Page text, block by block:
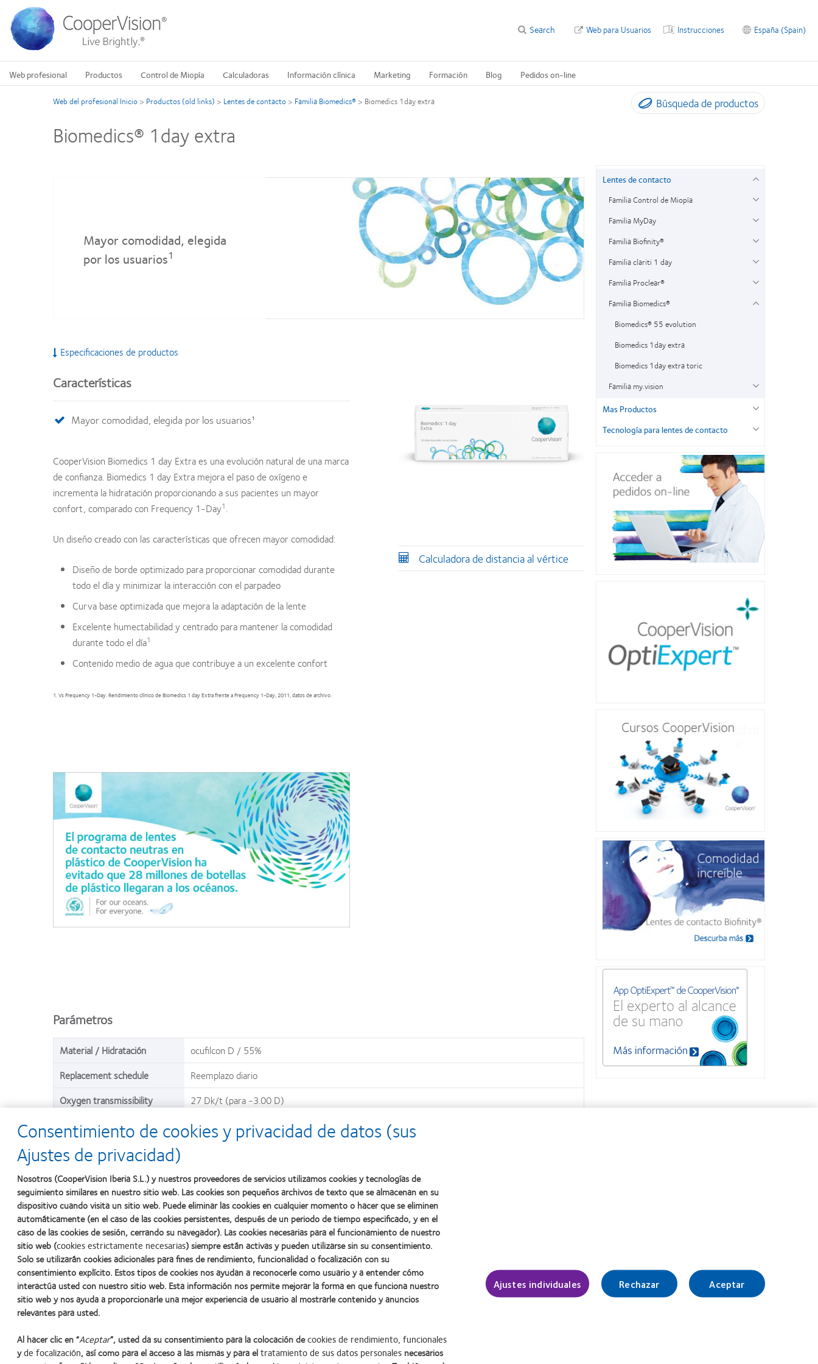
contenido
principal
España (Spain)
Instrucciones
Web para Usuarios
Search
Web profesional Productos Control de Miopía Calculadoras Información clínica Marketing Formación Blog Pedidos on-line
Búsqueda de productos
Web del profesional Inicio > Productos (old links) > Lentes de contacto > Familia Biomedics® > Biomedics 1day extra
Biomedics® 1day extra
Mayor comodidad, elegida
por los usuarios1
Calculadora de distancia al vértice
Especificaciones de productos
Características
Mayor comodidad, elegida por los usuarios¹
CooperVision Biomedics 1 day Extra es una evolución natural de una marca
de confianza. Biomedics 1 day Extra mejora el paso de oxígeno e
incrementa la hidratación proporcionando a sus pacientes un mayor
confort, comparado con Frequency 1-Day1.
Un diseño creado con las características que ofrecen mayor comodidad:
Diseño de borde optimizado para proporcionar comodidad durante
todo el día y minimizar la interacción con el parpadeo
Curva base optimizada que mejora la adaptación de la lente
Excelente humectabilidad y centrado para mantener la comodidad
durante todo el día1
Contenido medio de agua que contribuye a un excelente confort
1. Vs Frequency 1-Day. Rendimiento clínico de Biomedics 1 day Extra frente a Frequency 1-Day, 2011, datos de archivo.
Parámetros
Material / Hidratación
ocufilcon D / 55%
Replacement schedule
Reemplazo diario
Oxygen transmissibility
27 Dk/t (para -3.00 D)
Revenue carton size
30 y 90
Design
Radio
8.6 (neg), 8.8 (pos)
Diámetro
14.2
Potencia esférica
+6.00D a -10.00D
(pasos de 0.50D a partir de +5.00D y -6.00D)
Uso
Diario
Lentes de contacto
Familia Control de Miopía
Familia MyDay
Familia Biofinity®
Familia clariti 1 day
Familia Proclear®
Familia Biomedics®
Biomedics® 55 evolution
Biomedics 1day extra
Biomedics 1day extra toric
Familia my.vision
Mas Productos
Tecnología para lentes de contacto
Consentimiento de cookies y privacidad de datos (sus
Ajustes de privacidad)
Nosotros (CooperVision Iberia S.L.) y nuestros proveedores de servicios utilizamos cookies y tecnologías de
seguimiento similares en nuestro sitio web. Las cookies son pequeños archivos de texto que se almacenan en su
dispositivo cuando visita un sitio web. Puede eliminar las cookies en cualquier momento o hacer que se eliminen
automáticamente (en el caso de las cookies persistentes, después de un periodo de tiempo especificado, y en el
caso de las cookies de sesión, cerrando su navegador). Las cookies necesarias para el funcionamiento de nuestro
sitio web (cookies estrictamente necesarias) siempre están activas y pueden utilizarse sin su consentimiento.
Solo se utilizarán cookies adicionales para fines de rendimiento, funcionalidad o focalización con su
consentimiento explícito. Estos tipos de cookies nos ayudan a reconocerle como usuario y a entender cómo
interactúa usted con nuestro sitio web. Esta información nos permite mejorar la forma en que funciona nuestro
sitio web y nos ayuda a proporcionarle una mejor experiencia de usuario al mostrarle contenido y anuncios
relevantes para usted.
Al hacer clic en “Aceptar”, usted da su consentimiento para la colocación decookies de rendimiento, funcionales
yde focalización, así como para el acceso a las mismas y para eltratamiento de sus datos personales necesarios
Ajustes individuales Rechazar Aceptar